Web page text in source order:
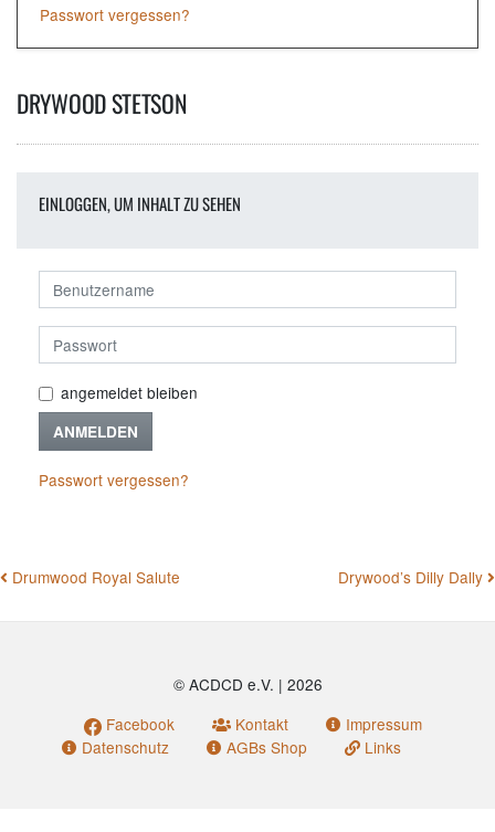
Passwort vergessen?
DRYWOOD STETSON
EINLOGGEN, UM INHALT ZU SEHEN
angemeldet bleiben
ANMELDEN
Passwort vergessen?
BEITRAGSNAVIGATION
Drumwood Royal Salute Drywood’s Dilly Dally
© ACDCD e.V. | 2026
Facebook
Kontakt
Impressum
Datenschutz
AGBs Shop Links